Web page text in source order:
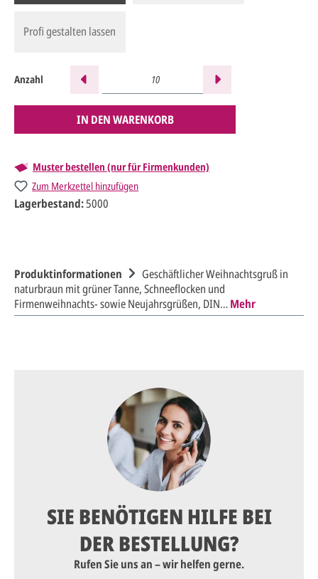
Profi gestalten lassen
Anzahl
IN DEN WARENKORB
Muster bestellen (nur für Firmenkunden)
Zum Merkzettel hinzufügen
Lagerbestand:5000
Produktinformationen
Geschäftlicher Weihnachtsgruß in
naturbraun mit grüner Tanne, Schneeflocken und
Firmenweihnachts- sowie Neujahrsgrüßen, DIN…Mehr
SIE BENÖTIGEN HILFE BEI
DER BESTELLUNG?
Rufen Sie uns an – wir helfen gerne.